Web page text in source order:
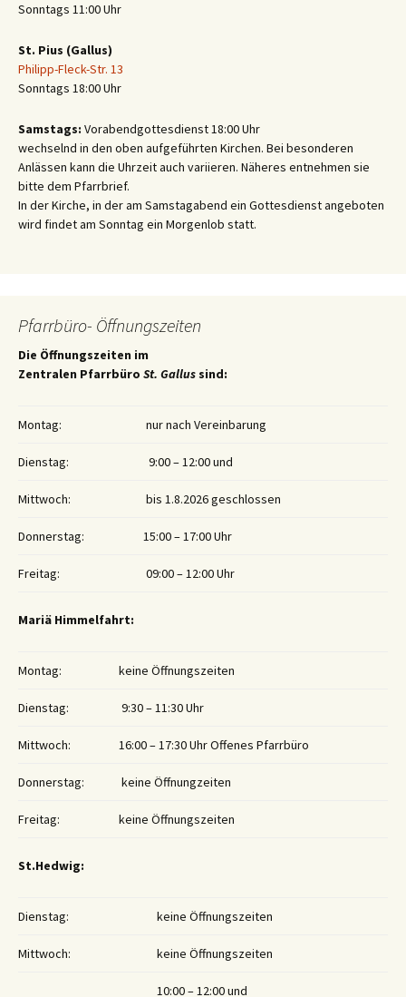
Sonntags 11:00 Uhr
St. Pius (Gallus)
Philipp-Fleck-Str. 13
Sonntags 18:00 Uhr
Samstags: Vorabendgottesdienst 18:00 Uhr
wechselnd in den oben aufgeführten Kirchen. Bei besonderen
Anlässen kann die Uhrzeit auch variieren. Näheres entnehmen sie
bitte dem Pfarrbrief.
In der Kirche, in der am Samstagabend ein Gottesdienst angeboten
wird findet am Sonntag ein Morgenlob statt.
Pfarrbüro- Öffnungszeiten
Die Öffnungszeiten im
Zentralen Pfarrbüro St. Gallus sind:
Montag: nur nach Vereinbarung
Dienstag: 9:00 – 12:00 und
Mittwoch: bis 1.8.2026 geschlossen
Donnerstag: 15:00 – 17:00 Uhr
Freitag: 09:00 – 12:00 Uhr
Mariä Himmelfahrt:
Montag: keine Öffnungszeiten
Dienstag: 9:30 – 11:30 Uhr
Mittwoch: 16:00 – 17:30 Uhr Offenes Pfarrbüro
Donnerstag: keine Öffnungzeiten
Freitag: keine Öffnungszeiten
St.Hedwig:
Dienstag: keine Öffnungszeiten
Mittwoch: keine Öffnungszeiten
10:00 – 12:00 und